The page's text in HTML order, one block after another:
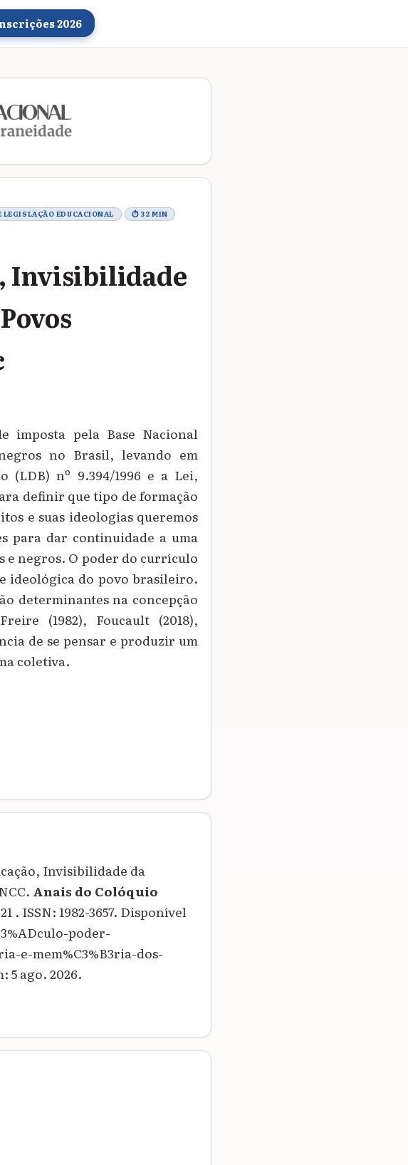
2026
EDUCACIONAL
⏱ 32 MIN
Invisibilidade
imposta pela Base Nacional
no Brasil, levando em
(LDB) nº 9.394/1996 e a Lei,
definir que tipo de formação
e suas ideologias queremos
para dar continuidade a uma
negros. O poder do currículo
ideológica do povo brasileiro.
determinantes na concepção
(1982), Foucault (2018),
de se pensar e produzir um
coletiva.
Invisibilidade da
Anais do Colóquio
. ISSN: 1982-3657. Disponível
poder-
e-mem%C3%B3ria-dos-
5 ago. 2026.